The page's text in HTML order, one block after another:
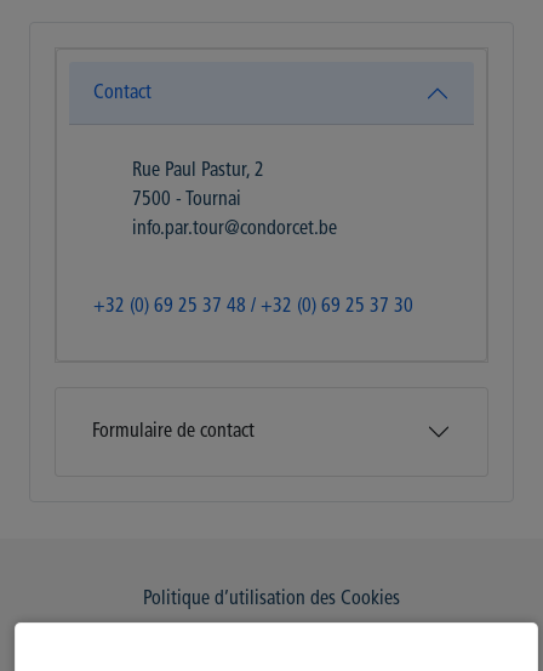
Contact
Rue Paul Pastur, 2
7500 - Tournai
info.par.tour@condorcet.be
+32 (0) 69 25 37 48 / +32 (0) 69 25 37 30
Formulaire de contact
Politique d’utilisation des Cookies